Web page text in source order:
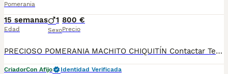
Pomerania
15 semanas
Edad
1
Sexo
800 €
Precio
PRECIOSO POMERANIA MACHITO CHIQUITÍN Contactar Telf./WhatsApp: 630 04 72 63 / 614 20 54 71 / 687 10 74 96 Disponibles sin reservar: Precio desde 800 €* Se pueden ver previamente sin ningún compromiso. Si le interesa ya se lo pueden llevar Se entregan con su cartilla sanitaria, desparasitado y con las vacunas correspondientes a su edad *El precio de los cachorros no incluyen envíos, si el cliente solicita ese servicio, el coste del mismo lo pagará directamente el cliente a la agencia del transporte.
CriadorCon Afijo
Identidad Verificada